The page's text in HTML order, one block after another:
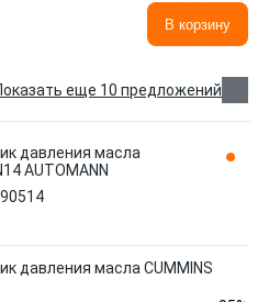
В корзину
еще 10 предложений
давления масла
AUTOMANN
давления масла CUMMINS